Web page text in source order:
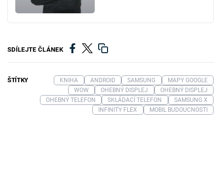
SDÍLEJTE ČLÁNEK
ŠTÍTKY KNIHA ANDROID SAMSUNG
MAPY GOOGLE
WOW
OHEBNÝ DISPLEJ
OHEBNÝ DISPLEJ
OHEBNÝ TELEFON
SKLÁDACÍ TELEFON
SAMSUNG X
INFINITY FLEX
MOBIL BUDOUCNOSTI